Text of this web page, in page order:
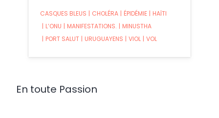
CASQUES BLEUS | CHOLÉRA | ÉPIDÉMIE | HAÏTI
| L’ONU | MANIFESTATIONS. | MINUSTHA
| PORT SALUT | URUGUAYENS | VIOL | VOL
En toute Passion